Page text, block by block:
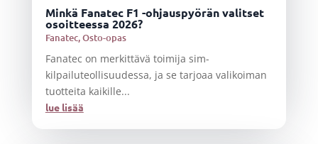
Minkä Fanatec F1 -ohjauspyörän valitset
osoitteessa 2026?
Fanatec,Osto-opas
Fanatec on merkittävä toimija sim-
kilpailuteollisuudessa, ja se tarjoaa valikoiman
tuotteita kaikille...
lue lisää